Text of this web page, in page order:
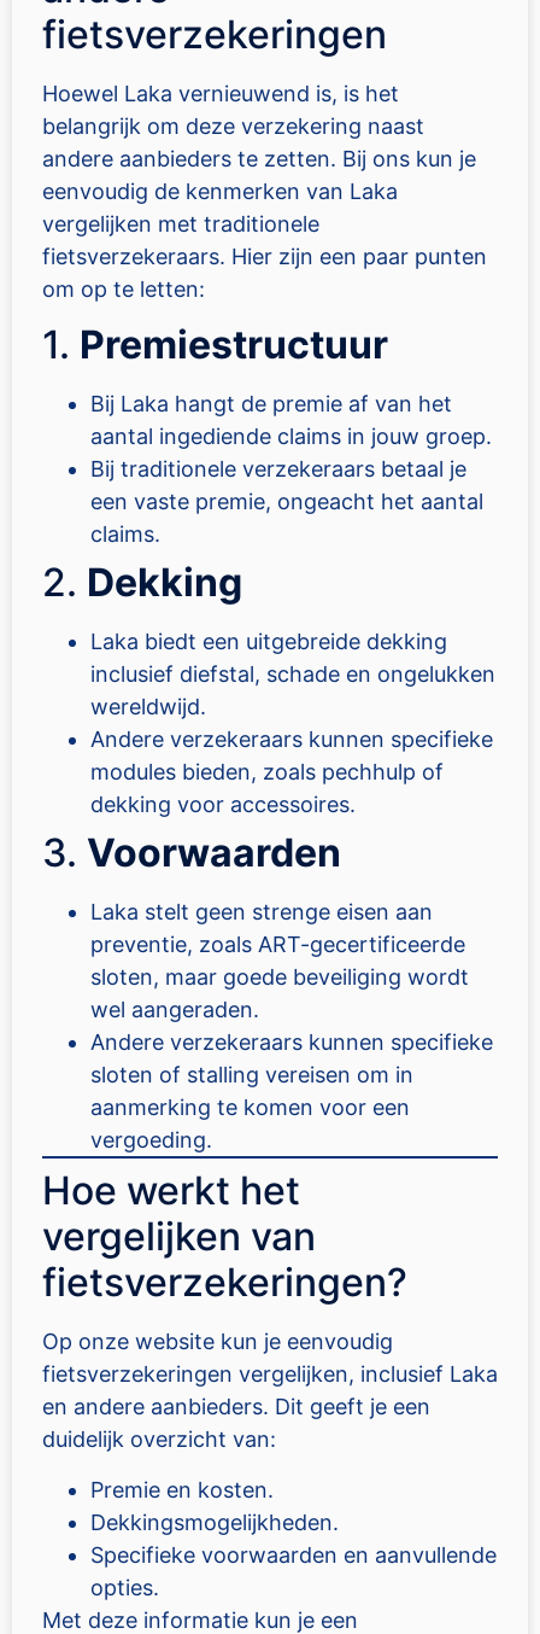
fietsverzekeringen
Hoewel Laka vernieuwend is, is het
belangrijk om deze verzekering naast
andere aanbieders te zetten. Bij ons kun je
eenvoudig de kenmerken van Laka
vergelijken met traditionele
fietsverzekeraars. Hier zijn een paar punten
om op te letten:
1. Premiestructuur
Bij Laka hangt de premie af van het
aantal ingediende claims in jouw groep.
Bij traditionele verzekeraars betaal je
een vaste premie, ongeacht het aantal
claims.
2. Dekking
Laka biedt een uitgebreide dekking
inclusief diefstal, schade en ongelukken
wereldwijd.
Andere verzekeraars kunnen specifieke
modules bieden, zoals pechhulp of
dekking voor accessoires.
3. Voorwaarden
Laka stelt geen strenge eisen aan
preventie, zoals ART-gecertificeerde
sloten, maar goede beveiliging wordt
wel aangeraden.
Andere verzekeraars kunnen specifieke
sloten of stalling vereisen om in
aanmerking te komen voor een
vergoeding.
Hoe werkt het
vergelijken van
fietsverzekeringen?
Op onze website kun je eenvoudig
fietsverzekeringen vergelijken, inclusief Laka
en andere aanbieders. Dit geeft je een
duidelijk overzicht van:
Premie en kosten.
Dekkingsmogelijkheden.
Specifieke voorwaarden en aanvullende
opties.
Met deze informatie kun je een